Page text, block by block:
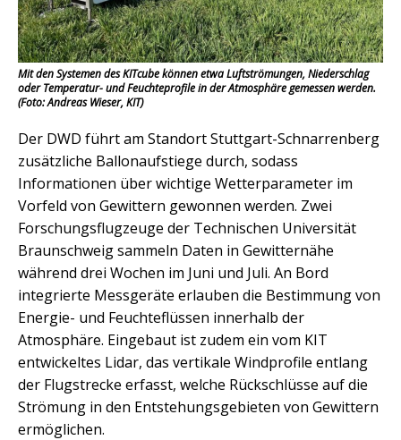
Mit den Systemen des KITcube können etwa Luftströmungen, Niederschlag
oder Temperatur- und Feuchteprofile in der Atmosphäre gemessen werden.
(Foto: Andreas Wieser, KIT)
Der DWD führt am Standort Stuttgart-Schnarrenberg
zusätzliche Ballonaufstiege durch, sodass
Informationen über wichtige Wetterparameter im
Vorfeld von Gewittern gewonnen werden. Zwei
Forschungsflugzeuge der Technischen Universität
Braunschweig sammeln Daten in Gewitternähe
während drei Wochen im Juni und Juli. An Bord
integrierte Messgeräte erlauben die Bestimmung von
Energie- und Feuchteflüssen innerhalb der
Atmosphäre. Eingebaut ist zudem ein vom KIT
entwickeltes Lidar, das vertikale Windprofile entlang
der Flugstrecke erfasst, welche Rückschlüsse auf die
Strömung in den Entstehungsgebieten von Gewittern
ermöglichen.